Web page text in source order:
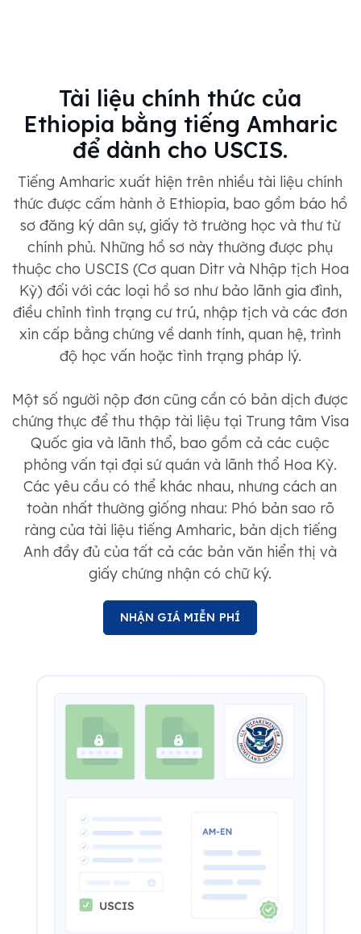
Tài liệu chính thức của
Ethiopia bằng tiếng Amharic
để dành cho USCIS.
Tiếng Amharic xuất hiện trên nhiều tài liệu chính
thức được cấm hành ở Ethiopia, bao gồm báo hồ
sơ đăng ký dân sự, giấy tờ trường học và thư từ
chính phủ. Những hồ sơ này thường được phụ
thuộc cho USCIS (Cơ quan Ditr và Nhập tịch Hoa
Kỳ) đối với các loại hồ sơ như bảo lãnh gia đình,
điều chỉnh tình trạng cư trú, nhập tịch và các đơn
xin cấp bằng chứng về danh tính, quan hệ, trình
độ học vấn hoặc tình trạng pháp lý.
Một số người nộp đơn cũng cần có bản dịch được
chứng thực để thu thập tài liệu tại Trung tâm Visa
Quốc gia và lãnh thổ, bao gồm cả các cuộc
phỏng vấn tại đại sứ quán và lãnh thổ Hoa Kỳ.
Các yêu cầu có thể khác nhau, nhưng cách an
toàn nhất thường giống nhau: Phó bản sao rõ
ràng của tài liệu tiếng Amharic, bản dịch tiếng
Anh đầy đủ của tất cả các bản văn hiển thị và
giấy chứng nhận có chữ ký.
NHẬN GIÁ MIỄN PHÍ